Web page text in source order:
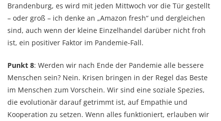
Brandenburg, es wird mit jeden Mittwoch vor die Tür gestellt
– oder groß – ich denke an „Amazon fresh“ und dergleichen
sind, auch wenn der kleine Einzelhandel darüber nicht froh
ist, ein positiver Faktor im Pandemie-Fall.
Punkt 8: Werden wir nach Ende der Pandemie alle bessere
Menschen sein? Nein. Krisen bringen in der Regel das Beste
im Menschen zum Vorschein. Wir sind eine soziale Spezies,
die evolutionär darauf getrimmt ist, auf Empathie und
Kooperation zu setzen. Wenn alles funktioniert, erlauben wir